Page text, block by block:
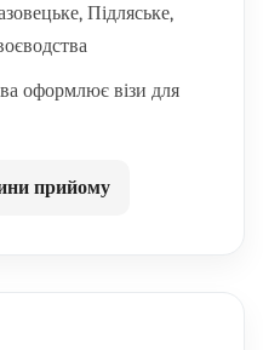
Підляське,
оформлює візи для
прийому